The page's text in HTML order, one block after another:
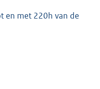
en met 220h van de